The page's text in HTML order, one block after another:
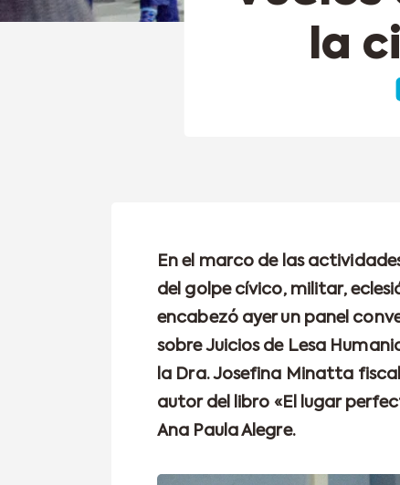
la
En el marco de las
del golpe cívico, militar,
encabezó ayer un panel
sobre Juicios de Lesa
la Dra. Josefina Minatta
autor del libro «El lugar
Ana Paula Alegre.